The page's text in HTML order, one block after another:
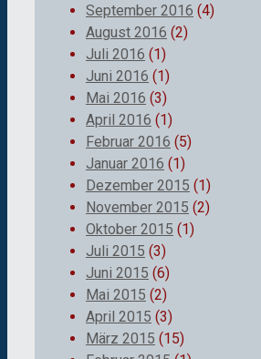
September 2016 (4)
August 2016 (2)
Juli 2016 (1)
Juni 2016 (1)
Mai 2016 (3)
April 2016 (1)
Februar 2016 (5)
Januar 2016 (1)
Dezember 2015 (1)
November 2015 (2)
Oktober 2015 (1)
Juli 2015 (3)
Juni 2015 (6)
Mai 2015 (2)
April 2015 (3)
März 2015 (15)